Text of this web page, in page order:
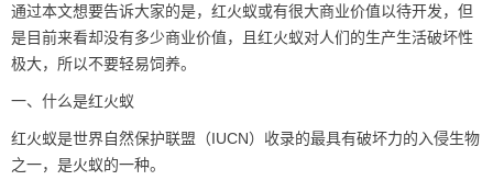
通过本文想要告诉大家的是，红火蚁或有很大商业价值以待开发，但
是目前来看却没有多少商业价值，且红火蚁对人们的生产生活破坏性
极大，所以不要轻易饲养。
一、什么是红火蚁
红火蚁是世界自然保护联盟（IUCN）收录的最具有破坏力的入侵生物
之一，是火蚁的一种。